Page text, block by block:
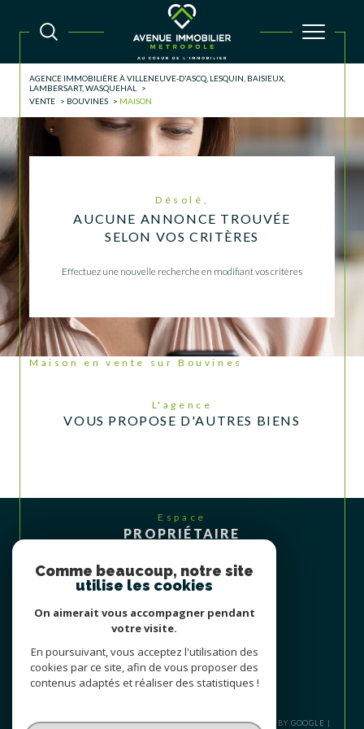
AGENCE IMMOBILIÈRE À VILLENEUVE-D'ASCQ, LESQUIN, BAISIEUX,
LAMBERSART, WASQUEHAL
VENTE
BOUVINES MAISON
Désolé,
AUCUNE ANNONCE TROUVÉE
SELON VOS CRITÈRES
Effectuez une nouvelle recherche en modifiant vos critères
Maison en vente sur Bouvines
L'agence
VOUS PROPOSE D'AUTRES BIENS
Espace
PROPRIÉTAIRE
© 2026 | TOUS DROITS RÉSERVÉS | TRADUCTION POWERED BY GOOGLE |
Comme beaucoup, notre site
utilise les cookies
On aimerait vous accompagner pendant
votre visite.
En poursuivant, vous acceptez l'utilisation des
cookies par ce site, afin de vous proposer des
contenus adaptés et réaliser des statistiques !